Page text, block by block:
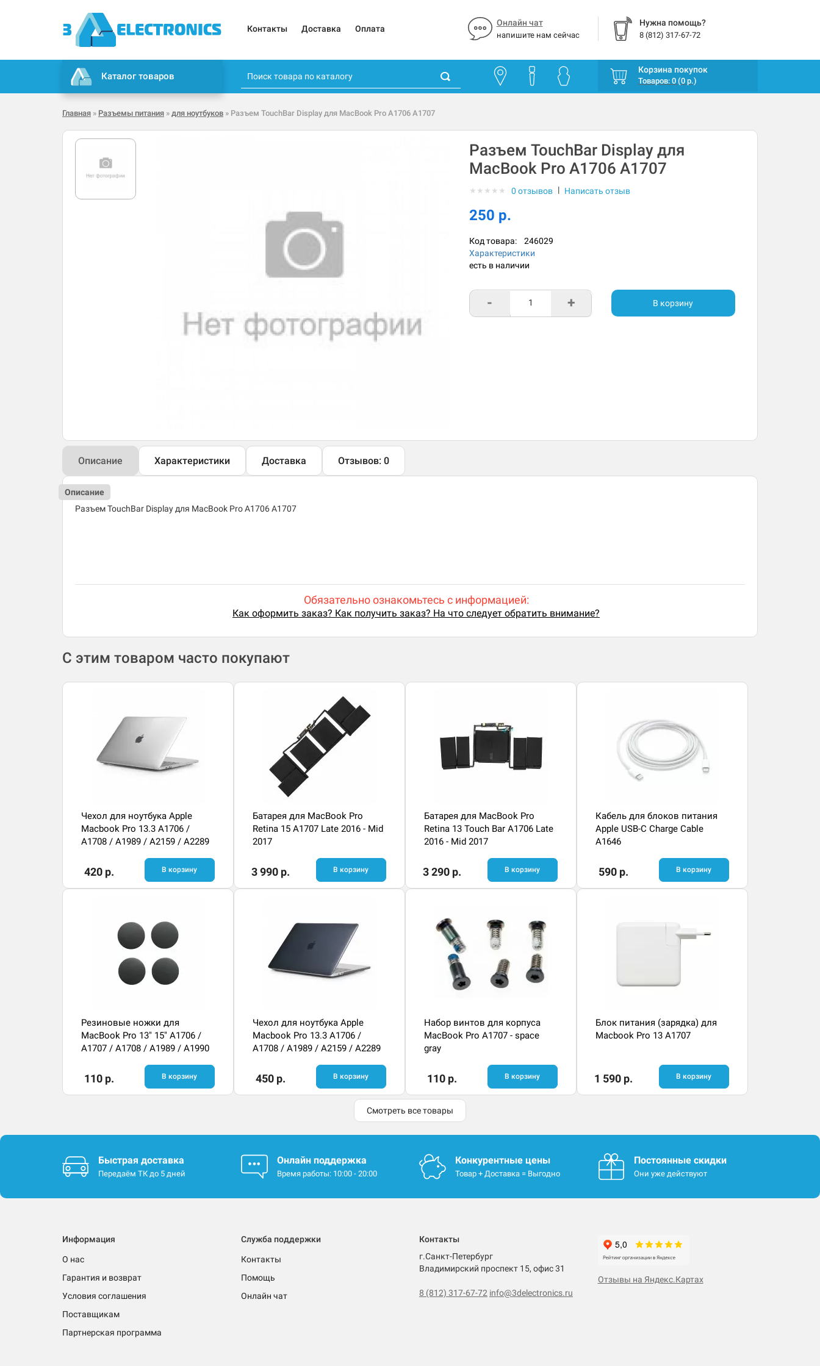
Контакты Доставка Оплата
Онлайн чат
напишите нам сейчас
Нужна помощь?
8 (812) 317-67-72
Каталог товаров
Корзина покупок
Товаров: 0 (0 р.)
Главная » Разъемы питания » для ноутбуков » Разъем TouchBar Display для MacBook Pro A1706 A1707
Разъем TouchBar Display для
MacBook Pro A1706 A1707
★ ★ ★ ★ ★ 0 отзывов | Написать отзыв
250 р.
Код товара: 246029
Характеристики
есть в наличии
- + В корзину
Описание Характеристики Доставка Отзывов: 0
Описание
Разъем TouchBar Display для MacBook Pro A1706 A1707
Обязательно ознакомьтесь с информацией:
Как оформить заказ? Как получить заказ? На что следует обратить внимание?
С этим товаром часто покупают
Чехол для ноутбука Apple
Macbook Pro 13.3 A1706 /
A1708 / A1989 / A2159 / A2289
420 р. В корзину
Батарея для MacBook Pro
Retina 15 A1707 Late 2016 - Mid
2017
3 990 р. В корзину
Батарея для MacBook Pro
Retina 13 Touch Bar A1706 Late
2016 - Mid 2017
3 290 р. В корзину
Кабель для блоков питания
Apple USB-C Charge Cable
A1646
590 р. В корзину
Резиновые ножки для
MacBook Pro 13" 15" A1706 /
A1707 / A1708 / A1989 / A1990
110 р. В корзину
Чехол для ноутбука Apple
Macbook Pro 13.3 A1706 /
A1708 / A1989 / A2159 / A2289
450 р. В корзину
Набор винтов для корпуса
MacBook Pro A1707 - space
gray
110 р. В корзину
Блок питания (зарядка) для
Macbook Pro 13 A1707
1 590 р. В корзину
Смотреть все товары
Быстрая доставка
Передаём ТК до 5 дней
Онлайн поддержка
Время работы: 10:00 - 20:00
Конкурентные цены
Товар + Доставка = Выгодно
Постоянные скидки
Они уже действуют
Информация
О нас
Гарантия и возврат
Условия соглашения
Поставщикам
Партнерская программа
Служба поддержки
Контакты
Помощь
Онлайн чат
Контакты
г.Санкт-Петербург
Владимирский проспект 15, офис 31
8 (812) 317-67-72 info@3delectronics.ru
Отзывы на Яндекс.Картах